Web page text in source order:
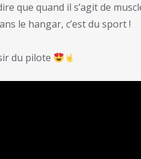
que quand il s’agit de
le hangar, c’est du sport !
du pilote